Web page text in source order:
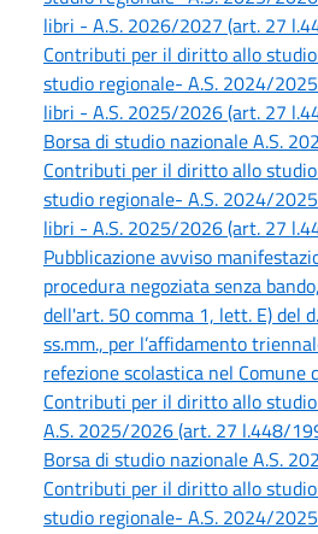
libri - A.S. 2026/2027 (art. 27
Contributi per il diritto allo
studio regionale- A.S. 2024/
libri - A.S. 2025/2026 (art. 27
Borsa di studio nazionale A.S.
Contributi per il diritto allo
studio regionale- A.S. 2024/
libri - A.S. 2025/2026 (art. 27
Pubblicazione avviso
procedura negoziata senza
dell'art. 50 comma 1, lett. E) del
ss.mm., per l’affidamento
refezione scolastica nel Comune
Contributi per il diritto allo
A.S. 2025/2026 (art. 27 l.448/
Borsa di studio nazionale A.S.
Contributi per il diritto allo
studio regionale- A.S. 2024/